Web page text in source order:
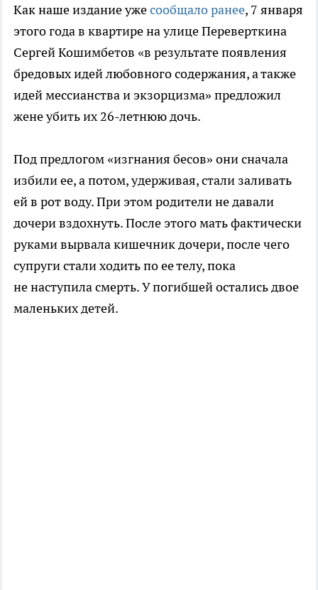
Как наше издание ужесообщало ранее, 7 января
этого года в квартире на улице Переверткина
Сергей Кошимбетов «в результате появления
бредовых идей любовного содержания, а также
идей мессианства и экзорцизма» предложил
жене убить их 26-летнююдочь.
Под предлогом «изгнания бесов» они сначала
избили ее, а потом, удерживая, стали заливать
ей в рот воду. При этом родители не давали
дочери вздохнуть. После этого мать фактически
руками вырвала кишечник дочери, после чего
супруги стали ходить по ее телу, пока
не наступила смерть. У погибшей остались двое
маленьких детей.